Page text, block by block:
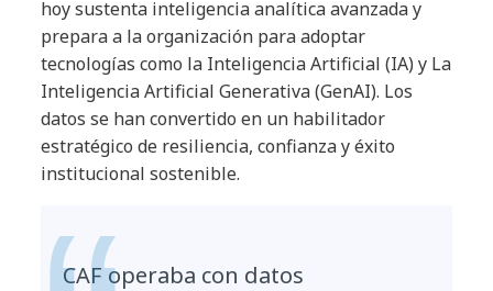
hoy sustenta inteligencia analítica avanzada y
prepara a la organización para adoptar
tecnologías como la Inteligencia Artificial (IA) y La
Inteligencia Artificial Generativa (GenAI). Los
datos se han convertido en un habilitador
estratégico de resiliencia, confianza y éxito
institucional sostenible.
CAF operaba con datos